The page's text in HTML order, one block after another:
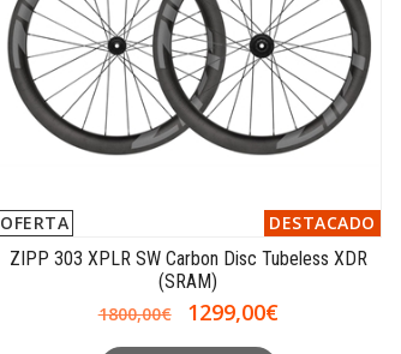
OFERTA
DESTACADO
ZIPP 303 XPLR SW Carbon Disc Tubeless XDR
(SRAM)
1800,00€
1299,00€